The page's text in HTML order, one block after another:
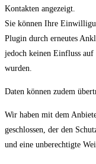
Kontakten angezeigt.
Sie können Ihre
Plugin durch erneutes
jedoch keinen Einfluss auf
wurden.
Daten können zudem
Wir haben mit dem
geschlossen, der den
und eine unberechtigte